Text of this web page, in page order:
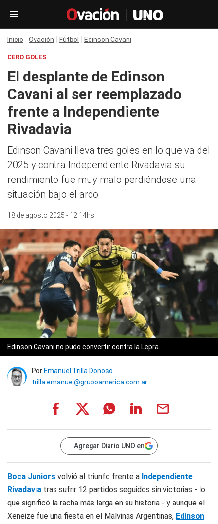
Inicio Ovación Fútbol Edinson Cavani
CERO GOLES
El desplante de Edinson
Cavani al ser reemplazado
frente a Independiente
Rivadavia
Edinson Cavani lleva tres goles en lo que va del
2025 y contra Independiente Rivadavia su
rendimiento fue muy malo perdiéndose una
situación bajo el arco
18 de agosto 2025 - 12:14hs
Edinson Cavani no pudo convertir contra la Lepra.
Por Emanuel Trilla Donoso
trilla.emanuel@grupoamerica.com.ar
Agregar Diario UNO en
Boca Juniors volvió al triunfo frente a Independiente
Rivadavia tras sufrir 12 partidos seguidos sin victorias - lo
que significó la racha más larga en su historia - y aunque el
Xeneize fue una fiesta en el Malvinas Argentinas, Edinson